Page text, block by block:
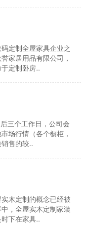
定制全屋家具企业之
家居用品有限公司，
定制卧房..
三个工作日，公司会
场行情（各个橱柜，
售的较..
木定制的概念已经被
，全屋实木定制家装
下在家具..